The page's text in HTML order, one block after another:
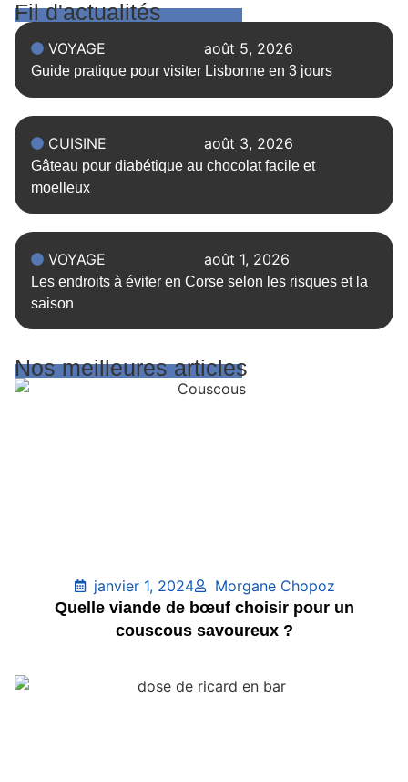
Fil d'actualités
VOYAGE août 5, 2026
Guide pratique pour visiter Lisbonne en 3 jours
CUISINE août 3, 2026
Gâteau pour diabétique au chocolat facile et
moelleux
VOYAGE août 1, 2026
Les endroits à éviter en Corse selon les risques et la
saison
Nos meilleures articles
janvier 1, 2024
Morgane Chopoz
Quelle viande de bœuf choisir pour un
couscous savoureux ?